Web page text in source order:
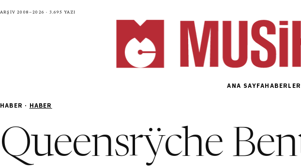
Arşiv 2008—2026 · 3.695 yazı
ANA SAYFAHABERLER
HABER · HABER
Queensrÿche